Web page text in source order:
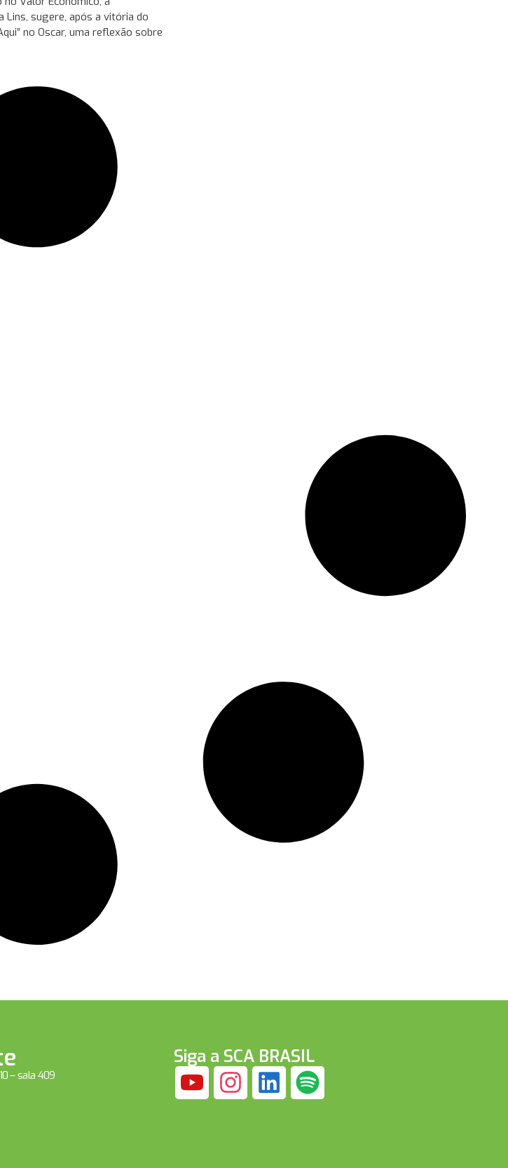
Lins, sugere, após a vitória do
no Oscar, uma reflexão sobre
– sala 409
Siga a SCA BRASIL